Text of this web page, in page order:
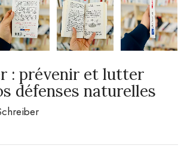
: prévenir et lutter
défenses naturelles